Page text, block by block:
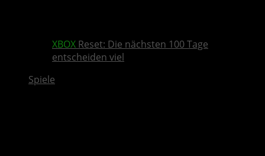
XBOX Reset: Die nächsten 100 Tage
entscheiden viel
Spiele